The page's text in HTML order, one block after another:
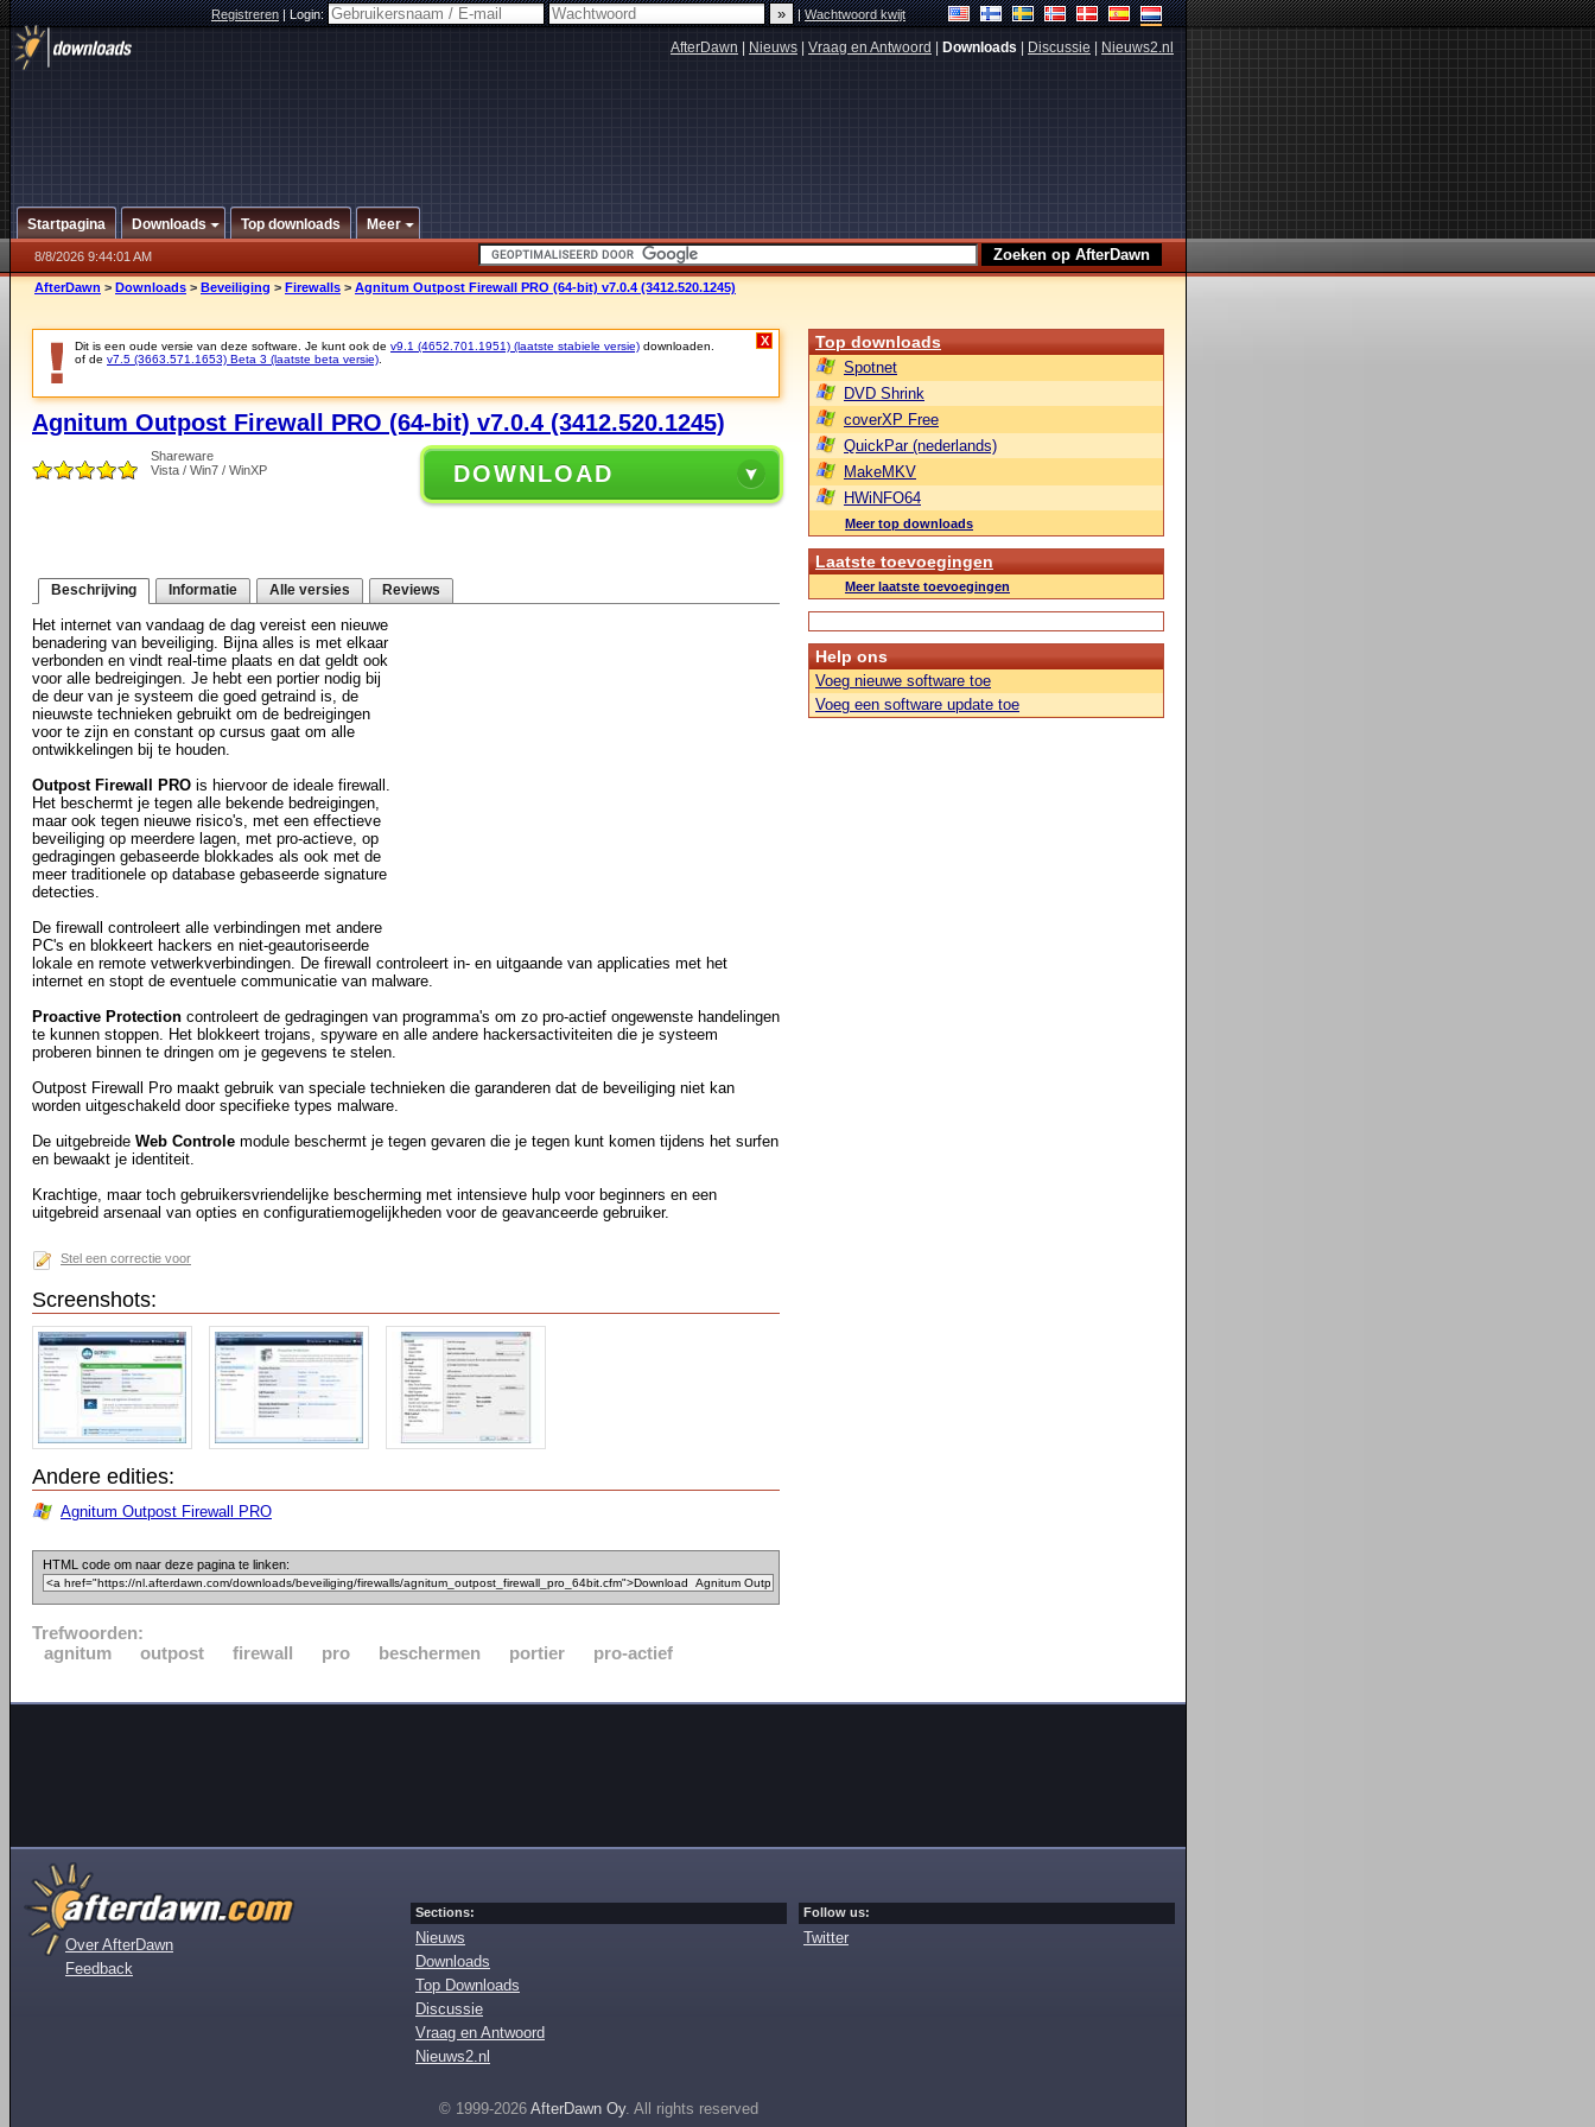
Registreren|Login: |Wachtwoord kwijt
AfterDawn Nieuws Vraag en Antwoord Downloads Discussie Nieuws2.nl
Startpagina Downloads Top downloads Meer
8/8/2026 9:44:01 AM
AfterDawn > Downloads > Beveiliging > Firewalls > Agnitum Outpost Firewall PRO (64-bit) v7.0.4 (3412.520.1245)
Dit is een oude versie van deze software. Je kunt ook de v9.1 (4652.701.1951) (laatste stabiele versie) downloaden.
of de v7.5 (3663.571.1653) Beta 3 (laatste beta versie)
X
Agnitum Outpost Firewall PRO (64-bit) v7.0.4 (3412.520.1245)
Shareware
Vista / Win7 / WinXP
DOWNLOAD
Beschrijving Informatie Alle versies Reviews
Het internet van vandaag de dag vereist een nieuwe
benadering van beveiliging. Bijna alles is met elkaar
verbonden en vindt real-time plaats en dat geldt ook
voor alle bedreigingen. Je hebt een portier nodig bij
de deur van je systeem die goed getraind is, de
nieuwste technieken gebruikt om de bedreigingen
voor te zijn en constant op cursus gaat om alle
ontwikkelingen bij te houden.
Outpost Firewall PRO is hiervoor de ideale firewall.
Het beschermt je tegen alle bekende bedreigingen,
maar ook tegen nieuwe risico's, met een effectieve
beveiliging op meerdere lagen, met pro-actieve, op
gedragingen gebaseerde blokkades als ook met de
meer traditionele op database gebaseerde signature
detecties.
De firewall controleert alle verbindingen met andere
PC's en blokkeert hackers en niet-geautoriseerde
lokale en remote vetwerkverbindingen. De firewall controleert in- en uitgaande van applicaties met het
internet en stopt de eventuele communicatie van malware.
Proactive Protection controleert de gedragingen van programma's om zo pro-actief ongewenste handelingen
te kunnen stoppen. Het blokkeert trojans, spyware en alle andere hackersactiviteiten die je systeem
proberen binnen te dringen om je gegevens te stelen.
Outpost Firewall Pro maakt gebruik van speciale technieken die garanderen dat de beveiliging niet kan
worden uitgeschakeld door specifieke types malware.
De uitgebreide Web Controle module beschermt je tegen gevaren die je tegen kunt komen tijdens het surfen
en bewaakt je identiteit.
Krachtige, maar toch gebruikersvriendelijke bescherming met intensieve hulp voor beginners en een
uitgebreid arsenaal van opties en configuratiemogelijkheden voor de geavanceerde gebruiker.
Stel een correctie voor
Screenshots:
Andere edities:
Agnitum Outpost Firewall PRO
HTML code om naar deze pagina te linken:
Trefwoorden:
agnitum
outpost firewall pro beschermen portier pro-actief
Top downloads
Spotnet
DVD Shrink
coverXP Free
QuickPar (nederlands)
MakeMKV
HWiNFO64
Meer top downloads
Laatste toevoegingen
Meer laatste toevoegingen
Help ons
Voeg nieuwe software toe
Voeg een software update toe
Over AfterDawn
Feedback
Sections:
Nieuws
Downloads
Top Downloads
Discussie
Vraag en Antwoord
Nieuws2.nl
Follow us:
Twitter
© 1999-2026 AfterDawn Oy. All rights reserved